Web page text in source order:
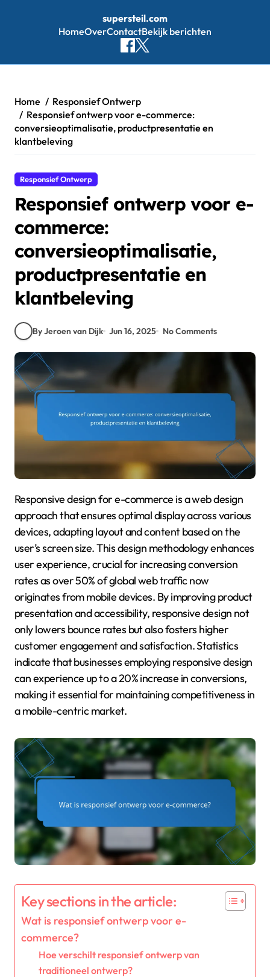
supersteil.com
HomeOverContactBekijk berichten
content
Home
Responsief Ontwerp
Responsief ontwerp voor e-commerce:
conversieoptimalisatie, productpresentatie en
klantbeleving
Responsief Ontwerp
Responsief ontwerp voor e-
commerce:
conversieoptimalisatie,
productpresentatie en
klantbeleving
By Jeroen van Dijk Jun 16, 2025 No Comments
Responsive design for e-commerce is a web design
approach that ensures optimal display across various
devices, adapting layout and content based on the
user’s screen size. This design methodology enhances
user experience, crucial for increasing conversion
rates as over 50% of global web traffic now
originates from mobile devices. By improving product
presentation and accessibility, responsive design not
only lowers bounce rates but also fosters higher
customer engagement and satisfaction. Statistics
indicate that businesses employing responsive design
can experience up to a 20% increase in conversions,
making it essential for maintaining competitiveness in
a mobile-centric market.
Key sections in the article:
Wat is responsief ontwerp voor e-
commerce?
Hoe verschilt responsief ontwerp van
traditioneel ontwerp?